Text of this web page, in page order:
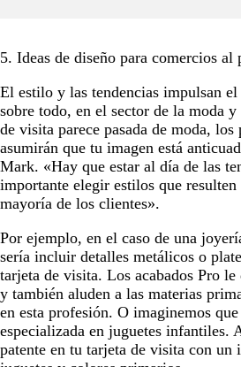
5. Ideas de diseño para comercios al
El estilo y las tendencias impulsan
sobre todo, en el sector de la moda
de visita parece pasada de moda, los
asumirán que tu imagen está
Mark. «Hay que estar al día de las
importante elegir estilos que
mayoría de los clientes».
Por ejemplo, en el caso de una
sería incluir detalles metálicos o
tarjeta de visita. Los acabados Pro
y también aluden a las materias
en esta profesión. O imaginemos
especializada en juguetes infantiles.
patente en tu tarjeta de visita con un